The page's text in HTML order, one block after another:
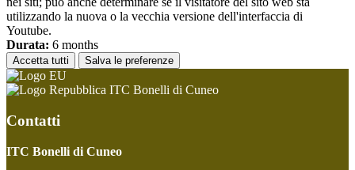
utilizzando la nuova o la vecchia versione dell'interfaccia di
Youtube.
Durata: 6 months
Accetta tutti Salva le preferenze
ITC Bonelli di Cuneo
Contatti
ITC Bonelli di Cuneo